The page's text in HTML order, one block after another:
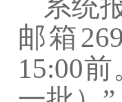
系统
邮箱
15:00前